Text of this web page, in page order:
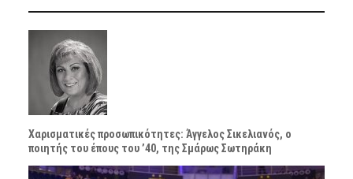
Χαρισματικές προσωπικότητες: Άγγελος Σικελιανός, ο
ποιητής του έπους του ’40, της Σμάρως Σωτηράκη